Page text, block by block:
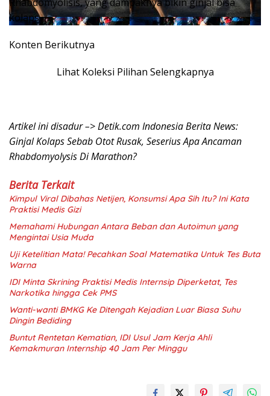
kolaps.
Konten Berikutnya
Lihat Koleksi Pilihan Selengkapnya
Artikel ini disadur –> Detik.com Indonesia Berita News:
Ginjal Kolaps Sebab Otot Rusak, Seserius Apa Ancaman
Rhabdomyolysis Di Marathon?
Berita Terkait
Kimpul Viral Dibahas Netijen, Konsumsi Apa Sih Itu? Ini Kata
Praktisi Medis Gizi
Memahami Hubungan Antara Beban dan Autoimun yang
Mengintai Usia Muda
Uji Ketelitian Mata! Pecahkan Soal Matematika Untuk Tes Buta
Warna
IDI Minta Skrining Praktisi Medis Internsip Diperketat, Tes
Narkotika hingga Cek PMS
Wanti-wanti BMKG Ke Ditengah Kejadian Luar Biasa Suhu
Dingin Bediding
Buntut Rentetan Kematian, IDI Usul Jam Kerja Ahli
Kemakmuran Internship 40 Jam Per Minggu